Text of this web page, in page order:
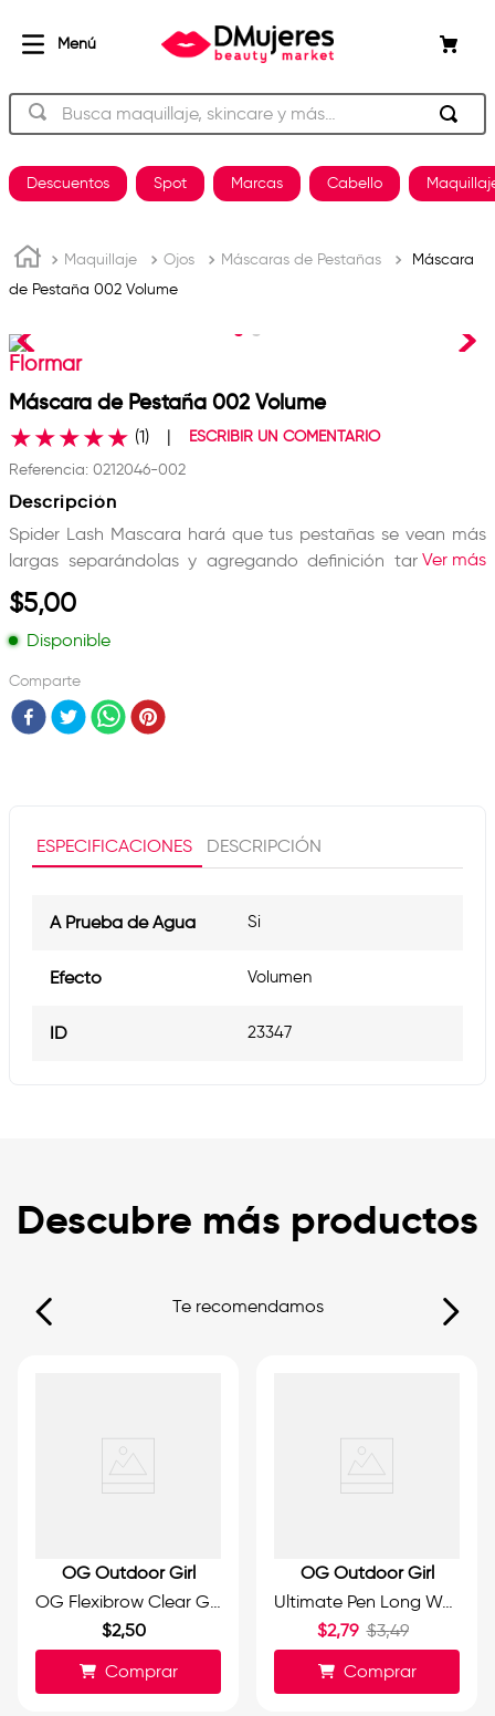
Busca maquillaje, skincare y más…
Descuentos Spot Marcas Cabello
Maquillaje Ojos Máscaras de Pestañas
Máscara
de Pestaña 002 Volume
Flormar
Máscara de Pestaña 002 Volume
★★★★★ (1)
ESCRIBIR UN COMENTARIO
Referencia: 0212046-002
Descripción
Spider Lash Mascara hará que tus pestañas se vean más
largas separándolas y agregando definición tan pronto
como las apliques. Inmediatamente se dará cuenta de que
envuelve sus pestañas como una red, dando una
apariencia más completa y voluminosa. Gracias al aceite
nutridas y saludables.
Ver más
$5,00
Disponible
Comparte
ESPECIFICACIONES DESCRIPCIÓN
A Prueba de Agua Si
Efecto Volumen
ID 23347
Descubre más productos
Te recomendamos
OG Outdoor Girl
OG Flexibrow Clear Gel | Gel Transparente Potenciador de Cejas y Pestañas 3.5g.
$2,50
Comprar
OG Outdoor Girl
Ultimate Pen Long Wear Eyeliner 0.8 ml.
$2,79 $3,49
Comprar
TÉRMINOS MÁS BUSCADOS
2 og
3. plancha
5. keratina
6. pestañas
7. uñas